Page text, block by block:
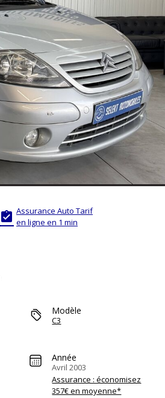
 Assurance Auto Tarif
en ligne en 1 min
Modèle
C3
Année
Avril 2003
Assurance : économisez
357€ en moyenne*